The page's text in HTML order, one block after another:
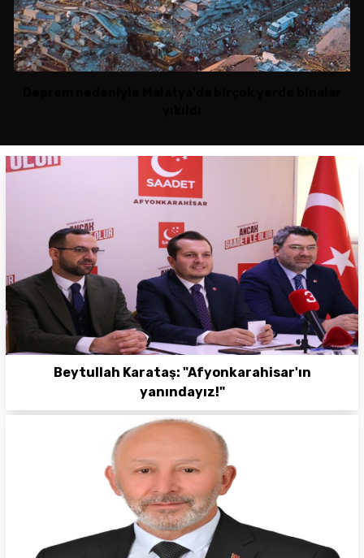
Beytullah Karataş: "Afyonkarahisar'ın
yanındayız!"